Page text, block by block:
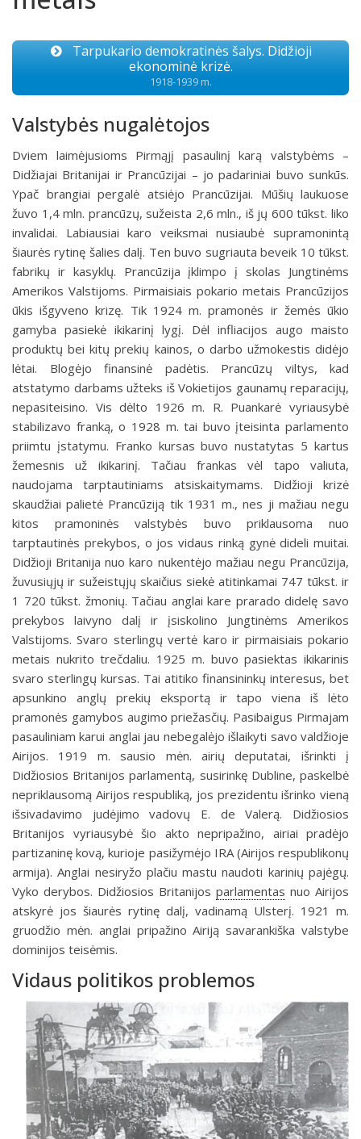
Tarpukario demokratinės šalys. Didžioji
ekonominė krizė.
1918-1939 m.
Valstybės nugalėtojos
Dviem laimėjusioms Pirmąjį pasaulinį karą valstybėms –
Didžiajai Britanijai ir Prancūzijai – jo padariniai buvo sunkūs.
Ypač brangiai pergalė atsiėjo Prancūzijai. Mūšių laukuose
žuvo 1,4 mln. prancūzų, sužeista 2,6 mln., iš jų 600 tūkst. liko
invalidai. Labiausiai karo veiksmai nusiaubė supramonintą
šiaurės rytinę šalies dalį. Ten buvo sugriauta beveik 10 tūkst.
fabrikų ir kasyklų. Prancūzija įklimpo į skolas Jungtinėms
Amerikos Valstijoms. Pirmaisiais pokario metais Prancūzijos
ūkis išgyveno krizę. Tik 1924 m. pramonės ir žemės ūkio
gamyba pasiekė ikikarinį lygį. Dėl infliacijos augo maisto
produktų bei kitų prekių kainos, o darbo užmokestis didėjo
lėtai. Blogėjo finansinė padėtis. Prancūzų viltys, kad
atstatymo darbams užteks iš Vokietijos gaunamų reparacijų,
nepasiteisino. Vis dėlto 1926 m. R. Puankarė vyriausybė
stabilizavo franką, o 1928 m. tai buvo įteisinta parlamento
priimtu įstatymu. Franko kursas buvo nustatytas 5 kartus
žemesnis už ikikarinį. Tačiau frankas vėl tapo valiuta,
naudojama tarptautiniams atsiskaitymams. Didžioji krizė
skaudžiai palietė Prancūziją tik 1931 m., nes ji mažiau negu
kitos pramoninės valstybės buvo priklausoma nuo
tarptautinės prekybos, o jos vidaus rinką gynė dideli muitai.
Didžioji Britanija nuo karo nukentėjo mažiau negu Prancūzija,
žuvusiųjų ir sužeistųjų skaičius siekė atitinkamai 747 tūkst. ir
1 720 tūkst. žmonių. Tačiau anglai kare prarado didelę savo
prekybos laivyno dalį ir įsiskolino Jungtinėms Amerikos
Valstijoms. Svaro sterlingų vertė karo ir pirmaisiais pokario
metais nukrito trečdaliu. 1925 m. buvo pasiektas ikikarinis
svaro sterlingų kursas. Tai atitiko finansininkų interesus, bet
apsunkino anglų prekių eksportą ir tapo viena iš lėto
pramonės gamybos augimo priežasčių. Pasibaigus Pirmajam
pasauliniam karui anglai jau nebegalėjo išlaikyti savo valdžioje
Airijos. 1919 m. sausio mėn. airių deputatai, išrinkti į
Didžiosios Britanijos parlamentą, susirinkę Dubline, paskelbė
nepriklausomą Airijos respubliką, jos prezidentu išrinko vieną
išsivadavimo judėjimo vadovų E. de Valerą. Didžiosios
Britanijos vyriausybė šio akto nepripažino, airiai pradėjo
partizaninę kovą, kurioje pasižymėjo IRA (Airijos respublikonų
armija). Anglai nesiryžo plačiu mastu naudoti karinių pajėgų.
Vyko derybos. Didžiosios Britanijos parlamentas nuo Airijos
atskyrė jos šiaurės rytinę dalį, vadinamą Ulsterį. 1921 m.
gruodžio mėn. anglai pripažino Airiją savarankiška valstybe
dominijos teisėmis.
Vidaus politikos problemos